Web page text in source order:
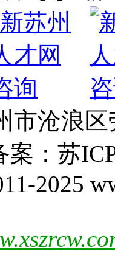
市沧浪
案：苏
2025